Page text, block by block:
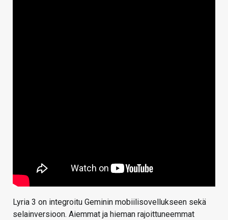
Lyria 3 on integroitu Geminin mobiilisovellukseen sekä
selainversioon. Aiemmat ja hieman rajoittuneemmat